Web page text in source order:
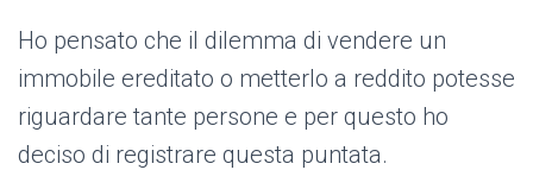
Ho pensato che il dilemma di vendere un
immobile ereditato o metterlo a reddito potesse
riguardare tante persone e per questo ho
deciso di registrare questa puntata.